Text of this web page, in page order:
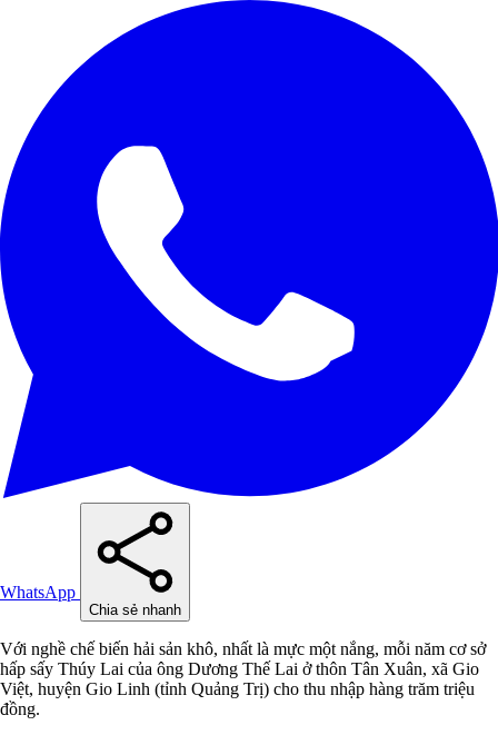
WhatsApp
Chia sẻ nhanh
Với nghề chế biến hải sản khô, nhất là mực một nắng, mỗi năm cơ sở
hấp sấy Thúy Lai của ông Dương Thế Lai ở thôn Tân Xuân, xã Gio
Việt, huyện Gio Linh (tỉnh Quảng Trị) cho thu nhập hàng trăm triệu
đồng.